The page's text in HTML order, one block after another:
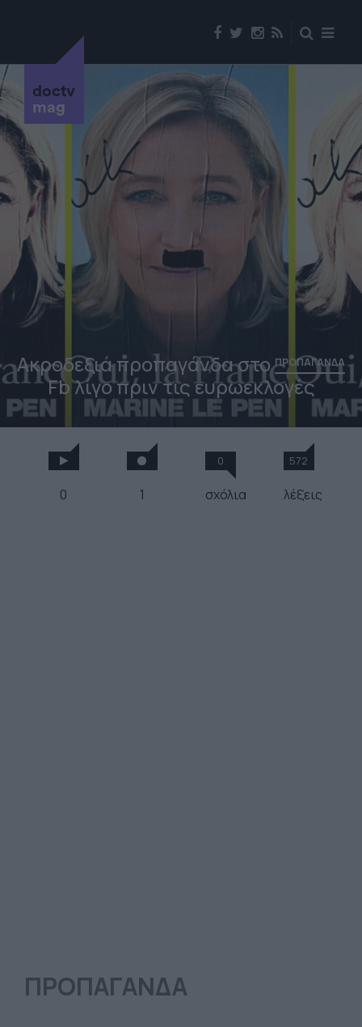
doctv
mag
Aκροδεξιά προπαγάνδα στοΠΡΟΠΑΓΑΝΔΑ
Fb λίγο πριν τις ευρωεκλογές
0 1
0
σχόλια
572
λέξεις
ΠΡΟΠΑΓΑΝΔΑ